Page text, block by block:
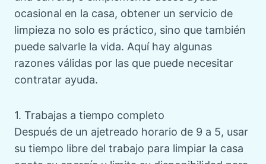
ocasional en la casa, obtener un servicio de
limpieza no solo es práctico, sino que también
puede salvarle la vida. Aquí hay algunas
razones válidas por las que puede necesitar
contratar ayuda.
1. Trabajas a tiempo completo
Después de un ajetreado horario de 9 a 5, usar
su tiempo libre del trabajo para limpiar la casa